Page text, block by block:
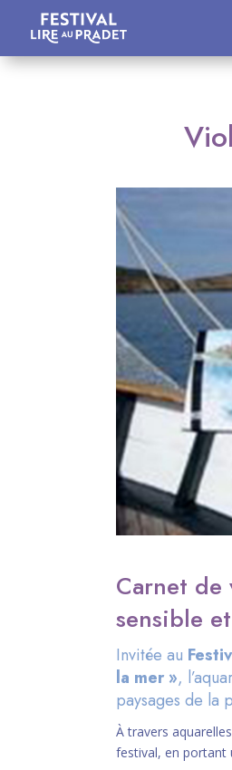
Carnet de
sensible
Invitée au
la mer »,
paysages de la
À travers
festival, en portant